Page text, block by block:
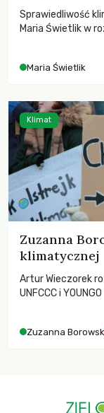
Sprawiedliwość
Maria Świetlik w
Maria Świetlik
Zuzanna
klimatycznej
Artur Wieczorek
UNFCCC i
Zuzanna
Klimat